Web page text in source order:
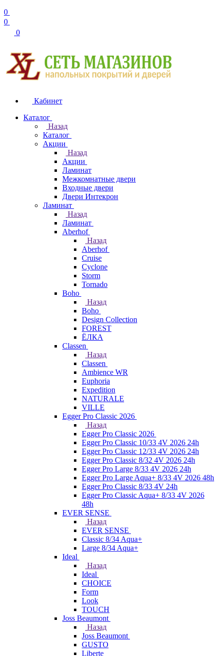
0
0
0
Кабинет
Каталог
Назад
Каталог
Акции
Назад
Акции
Ламинат
Межкомнатные двери
Входные двери
Двери Интекрон
Ламинат
Назад
Ламинат
Aberhof
Назад
Aberhof
Cruise
Cyclone
Storm
Tornado
Boho
Назад
Boho
Design Collection
FOREST
ЁЛКА
Classen
Назад
Classen
Ambience WR
Euphoria
Expedition
NATURALE
VILLE
Egger Pro Classic 2026
Назад
Egger Pro Classic 2026
Egger Pro Classic 10/33 4V 2026 24h
Egger Pro Classic 12/33 4V 2026 24h
Egger Pro Classic 8/32 4V 2026 24h
Egger Pro Large 8/33 4V 2026 24h
Egger Pro Large Aqua+ 8/33 4V 2026 48h
Egger Pro Classic 8/33 4V 24h
Egger Pro Classic Aqua+ 8/33 4V 2026
48h
EVER SENSE
Назад
EVER SENSE
Classic 8/34 Aqua+
Large 8/34 Aqua+
Ideal
Назад
Ideal
CHOICE
Form
Look
TOUCH
Joss Beaumont
Назад
Joss Beaumont
GUSTO
Liberte